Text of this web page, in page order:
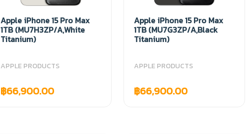
Apple iPhone 15 Pro Max
1TB (MU7H3ZP/A,White
Titanium)
APPLE PRODUCTS
฿66,900.00
Apple iPhone 15 Pro Max
1TB (MU7G3ZP/A,Black
Titanium)
APPLE PRODUCTS
฿66,900.00